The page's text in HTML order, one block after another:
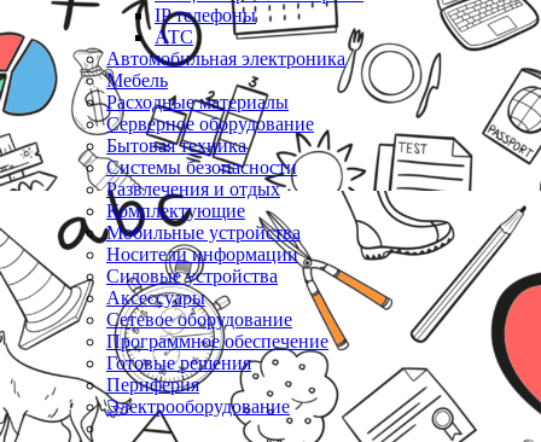
IP телефоны
АТС
Автомобильная электроника
Мебель
Расходные материалы
Серверное оборудование
Бытовая техника
Системы безопасности
Развлечения и отдых
Комплектующие
Мобильные устройства
Носители информации
Силовые устройства
Аксессуары
Сетевое оборудование
Программное обеспечение
Готовые решения
Периферия
Электрооборудование